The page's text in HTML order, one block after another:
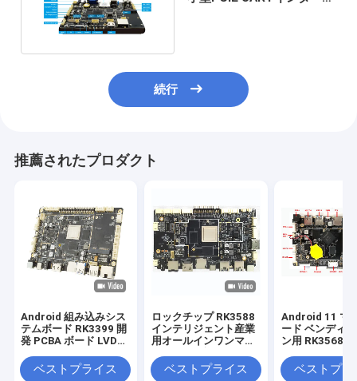
続行
推薦されたプロダクト
Android 組み込みシス
テムボード RK3399 開
発 PCBA ボード LVDS
1000M LAN
ベストプライス
ロックチップ RK3588
インテリジェント産業
用オールインワンマシ
ターフェースとインベ
ドボードシステム
ベストプライス
Android 11 マ
ード ベンディ
ン用 RK3568
ベストプラ